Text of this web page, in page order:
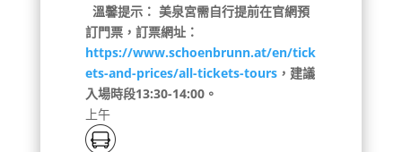
溫馨提示： 美泉宮需自行提前在官網預
訂門票，訂票網址：
https://www.schoenbrunn.at/en/tick
ets-and-prices/all-tickets-tours，建議
入場時段13:30-14:00。
上午